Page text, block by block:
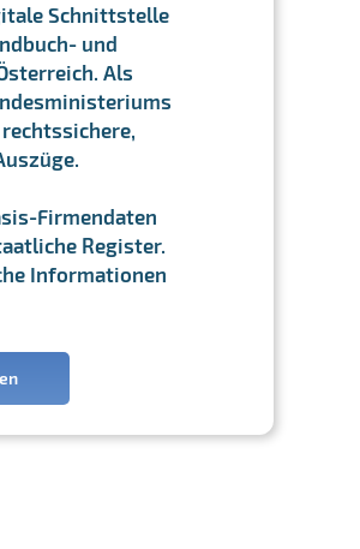
Schnittstelle
und
Als
Firmendaten
Register.
Informationen